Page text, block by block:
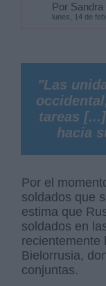
Por
lunes, 14 de
"Las
tareas
hacia
Por el
soldados que
estima que
soldados en
recientemente
Bielorrusia,
conjuntas.